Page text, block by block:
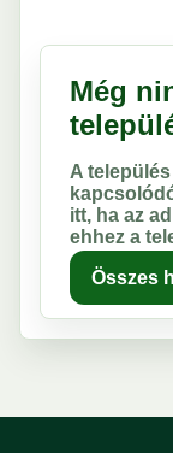
Még
A
itt, ha az
ehhez a
Összes